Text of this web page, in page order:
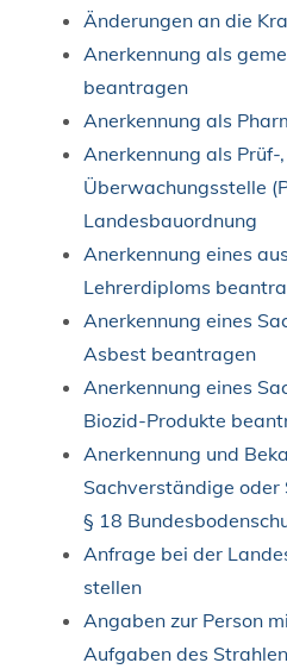
Änderungen an die
Anerkennung als
beantragen
Anerkennung als
Anerkennung als
Überwachungsstelle
Landesbauordnung
Anerkennung eines
Lehrerdiploms
Anerkennung eines
Asbest beantragen
Anerkennung eines
Biozid-Produkte
Anerkennung und
Sachverständige
§ 18
Anfrage bei der
stellen
Angaben zur Person
Aufgaben des